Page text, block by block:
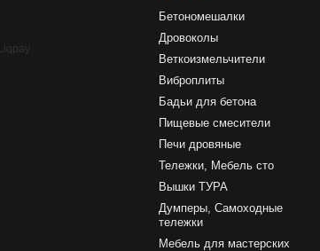
Бетономешалки
Дровоколы
Веткоизмельчители
Виброплиты
Бадьи для бетона
Пищевые смесители
Печи дровяные
Тележки, Мебель сто
Вышки ТУРА
Думперы, Самоходные
тележки
Мебель для мастерских